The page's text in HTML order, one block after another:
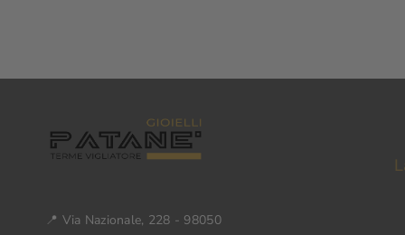
📍 Via Nazionale, 228 - 98050